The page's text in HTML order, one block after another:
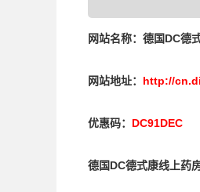
网站名称：德国DC德
网站地址： http://
优惠码： DC91DEC
德国DC德式康线上药